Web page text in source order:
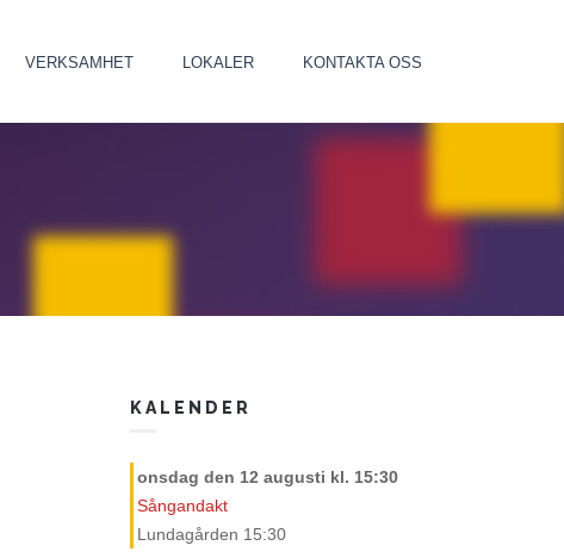
VERKSAMHET LOKALER KONTAKTA OSS
KALENDER
onsdag den 12 augusti kl. 15:30
Sångandakt
Lundagården 15:30